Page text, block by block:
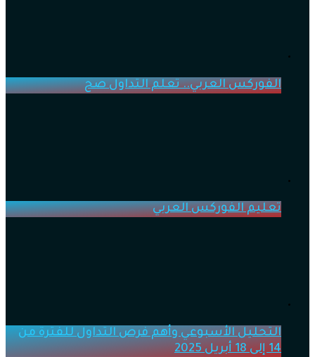
الفوركس العربي.. تعلم التداول صح
تعليم الفوركس العربي
التحليل الأسبوعي وأهم فرص التداول للفترة من
14 إلى 18 أبريل 2025